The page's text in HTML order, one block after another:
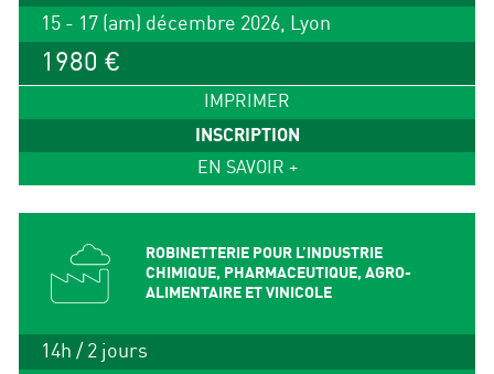
15 - 17 (am) décembre 2026, Lyon
1980 €
IMPRIMER
INSCRIPTION
EN SAVOIR +
ROBINETTERIE POUR L’INDUSTRIE
CHIMIQUE, PHARMACEUTIQUE, AGRO-
ALIMENTAIRE ET VINICOLE
14h / 2 jours